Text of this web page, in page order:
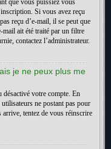
que vous puissiez vous
Si vous avez reçu
reçu d’e-mail, il se peut que
mail ait été traité par un filtre
contactez l’administrateur.
je ne peux plus me
désactivé votre compte. En
ne postant pas pour
arrive, tentez de vous réinscrire